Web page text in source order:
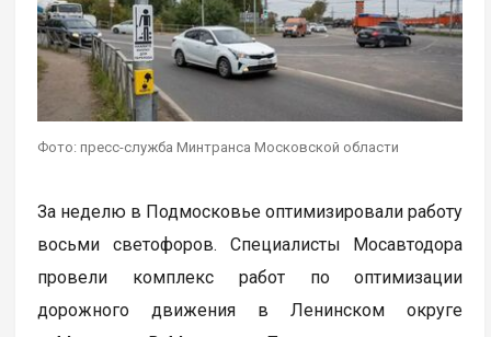
Фото: пресс-служба Минтранса Московской области
За неделю в Подмосковье оптимизировали работу
восьми светофоров. Специалисты Мосавтодора
провели комплекс работ по оптимизации
дорожного движения в Ленинском округе